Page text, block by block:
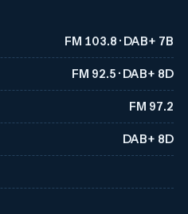
FM 103.8 · DAB+ 7B
FM 92.5 · DAB+ 8D
FM 97.2
DAB+ 8D